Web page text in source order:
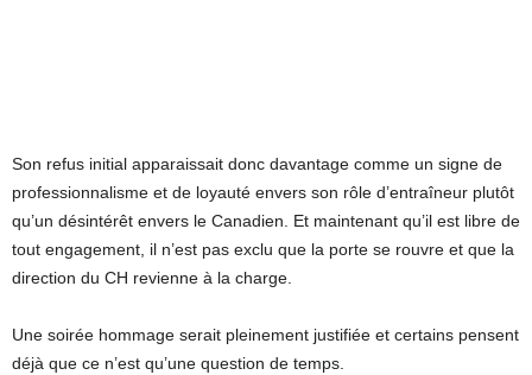
Son refus initial apparaissait donc davantage comme un signe de
professionnalisme et de loyauté envers son rôle d’entraîneur plutôt
qu’un désintérêt envers le Canadien. Et maintenant qu’il est libre de
tout engagement, il n’est pas exclu que la porte se rouvre et que la
direction du CH revienne à la charge.
Une soirée hommage serait pleinement justifiée et certains pensent
déjà que ce n’est qu’une question de temps.